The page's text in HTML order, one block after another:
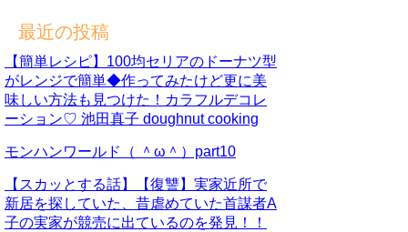
最近の投稿
【簡単レシピ】100均セリアのドーナツ型
がレンジで簡単◆作ってみたけど更に美
味しい方法も見つけた！カラフルデコレ
ーション♡ 池田真子 doughnut cooking
モンハンワールド（ ＾ω＾）part10
【スカッとする話】【復讐】実家近所で
新居を探していた、昔虐めていた首謀者A
子の実家が競売に出ているのを発見！！